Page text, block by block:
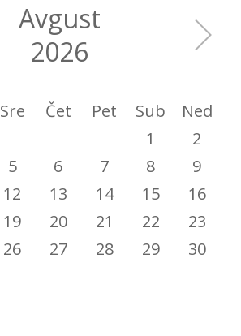
Avgust
2026
Sre Čet Pet Sub
Ned
1
2
5 6 7 8
9
12 13 14 15
16
19 20 21 22
23
26 27 28 29
30